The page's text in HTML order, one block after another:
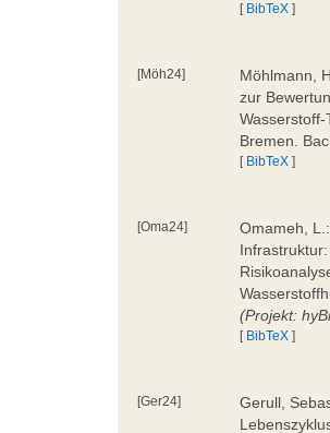
[ BibTeX ]
[Möh24]
Möhlmann,
zur
Bremen.
[ BibTeX ]
[Oma24]
Omameh,
(Projekt:
[ BibTeX ]
[Ger24]
Gerull,